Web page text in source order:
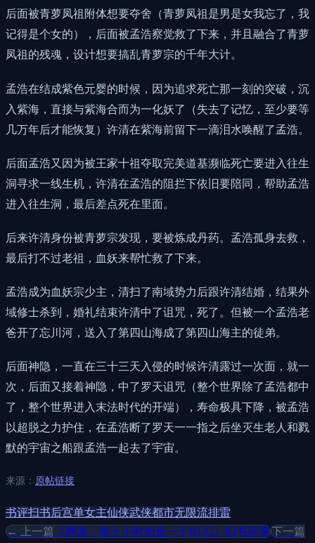
后面被青萝凤祖附体想要夺舍（青萝凤祖是男是女我忘了，我
记得是个女的），后面被孟浩察觉救了下来，并且融合了青萝
凤祖的残魂，设计想要搞乱青萝宗的千年大计。
孟浩在结成紫色元婴的时候，因为追求死亡那一刻的突破，沉
入紫海，直接与紫海合而为一化妖了（失去了记忆，至少要等
几万年后才能恢复）许清在紫海前留下一滴泪水唤醒了孟浩。
后面孟浩又因为被王家十祖夺取完美道基濒临死亡要进入往生
洞寻求一线生机，许清在孟浩的阻拦下依旧要陪同，帮助孟浩
进入往生洞，最后差点死在里面。
后来许清身份被青萝宗发现，要被炼成丹药。孟浩孤身去救，
最后打不过老祖，血妖来帮忙救了下来。
孟浩成为血妖宗少主，清扫了南域势力后跟许清结婚，结果外
域修士杀到，婚礼结束许清中了诅咒，死了。但被一个孟浩老
爸开了忘川河，送入了第四山海成了第四山海主的徒弟。
后面神隐，一直在三十三天入侵的时候许清露过一次面，就一
次，后面又接着神隐，中了罗天诅咒（整个世界除了孟浩都中
了，整个世界进入末法时代的开端），寿命极具下降，被孟浩
以超脱之力护住，在孟浩断了罗天一一指之后坐灭生老人和戮
默的宇宙之船跟孟浩一起去了宇宙。
来源： 原帖链接
书评扫书后宫单女主仙侠武侠都市无限流排雷
← 上一篇 《网游：每十小时创造一个BUG》扫书评测下一篇